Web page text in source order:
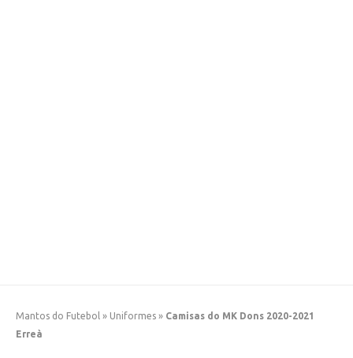
Mantos do Futebol » Uniformes » Camisas do MK Dons 2020-2021
Erreà